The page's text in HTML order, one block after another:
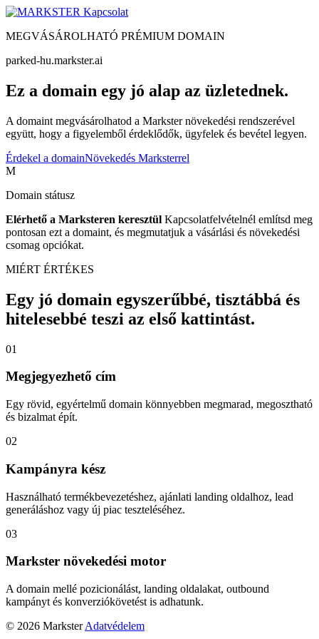
Kapcsolat
MEGVÁSÁROLHATÓ PRÉMIUM DOMAIN
parked-hu.markster.ai
Ez a domain egy jó alap az üzletednek.
A domaint megvásárolhatod a Markster növekedési rendszerével
együtt, hogy a figyelemből érdeklődők, ügyfelek és bevétel legyen.
Érdekel a domainNövekedés Marksterrel
M
Domain státusz
Elérhető a Marksteren keresztül Kapcsolatfelvételnél említsd meg
pontosan ezt a domaint, és megmutatjuk a vásárlási és növekedési
csomag opciókat.
MIÉRT ÉRTÉKES
Egy jó domain egyszerűbbé, tisztábbá és
hitelesebbé teszi az első kattintást.
01
Megjegyezhető cím
Egy rövid, egyértelmű domain könnyebben megmarad, megosztható
és bizalmat épít.
02
Kampányra kész
Használható termékbevezetéshez, ajánlati landing oldalhoz, lead
generáláshoz vagy új piac teszteléséhez.
03
Markster növekedési motor
A domain mellé pozicionálást, landing oldalakat, outbound
kampányt és konverziókövetést is adhatunk.
© 2026 Markster Adatvédelem